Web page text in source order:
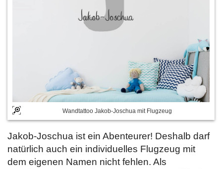
Wandtattoo Jakob-Joschua mit Flugzeug
Jakob-Joschua ist ein Abenteurer! Deshalb darf
natürlich auch ein individuelles Flugzeug mit
dem eigenen Namen nicht fehlen. Als